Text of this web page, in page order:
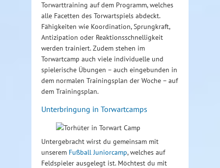
Torwarttraining auf dem Programm, welches
alle Facetten des Torwartspiels abdeckt.
Fähigkeiten wie Koordination, Sprungkraft,
Antizipation oder Reaktionsschnelligkeit
werden trainiert. Zudem stehen im
Torwartcamp auch viele individuelle und
spielerische Übungen – auch eingebunden in
dem normalen Trainingsplan der Woche – auf
dem Trainingsplan.
Unterbringung in Torwartcamps
Untergebracht wirst du gemeinsam mit
unserem Fußball Juniorcamp, welches auf
Feldspieler ausgelegt ist. Möchtest du mit